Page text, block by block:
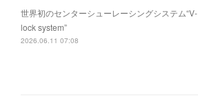
世界初のセンターシューレーシングシステム“V-
lock system”
2026.06.11 07:08